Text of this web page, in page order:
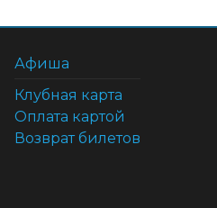
Афиша
Клубная карта
Оплата картой
Возврат билетов